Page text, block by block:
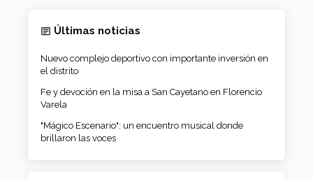
Últimas noticias
Nuevo complejo deportivo con importante inversión en
el distrito
Fe y devoción en la misa a San Cayetano en Florencio
Varela
"Mágico Escenario": un encuentro musical donde
brillaron las voces